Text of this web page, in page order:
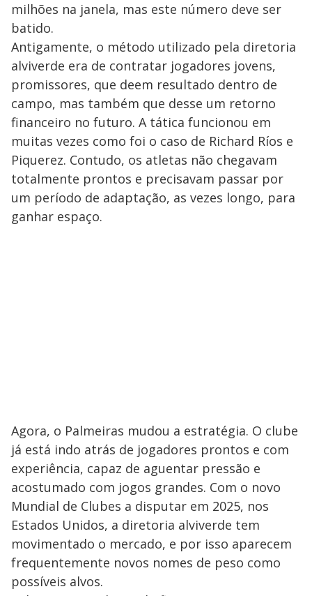
milhões na janela, mas este número deve ser
batido.
Antigamente, o método utilizado pela diretoria
alviverde era de contratar jogadores jovens,
promissores, que deem resultado dentro de
campo, mas também que desse um retorno
financeiro no futuro. A tática funcionou em
muitas vezes como foi o caso de Richard Ríos e
Piquerez. Contudo, os atletas não chegavam
totalmente prontos e precisavam passar por
um período de adaptação, as vezes longo, para
ganhar espaço.
Agora, o Palmeiras mudou a estratégia. O clube
já está indo atrás de jogadores prontos e com
experiência, capaz de aguentar pressão e
acostumado com jogos grandes. Com o novo
Mundial de Clubes a disputar em 2025, nos
Estados Unidos, a diretoria alviverde tem
movimentado o mercado, e por isso aparecem
frequentemente novos nomes de peso como
possíveis alvos.